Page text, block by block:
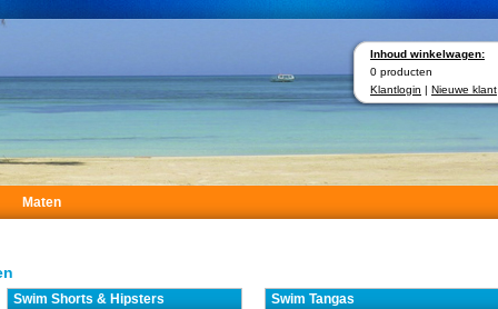
Inhoud winkelwagen:
0 producten
Klantlogin | Nieuwe klant
Maten
Swim Shorts & Hipsters Swim Tangas